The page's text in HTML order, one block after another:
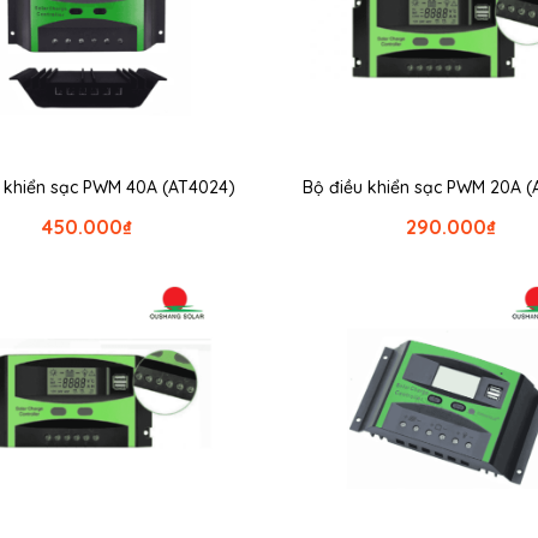
sạc PWM 40A (AT4024)
₫
450.000
Bộ điều khiển sạc PWM 20A
₫
290.000